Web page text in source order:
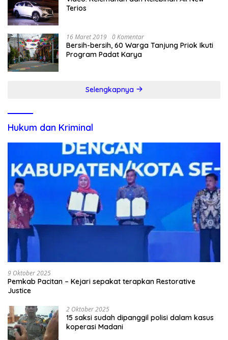
Terios
16 Maret 2019 0 Komentar
Bersih-bersih, 60 Warga Tanjung Priok Ikuti
Program Padat Karya
Selengkapnya
Hukum dan Kriminal
9 Oktober 2025
Pemkab Pacitan – Kejari sepakat terapkan Restorative
Justice
2 Oktober 2025
15 saksi sudah dipanggil polisi dalam kasus
koperasi Madani